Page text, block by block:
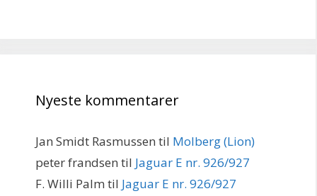
Nyeste kommentarer
Jan Smidt Rasmussen til Molberg (Lion)
peter frandsen til Jaguar E nr. 926/927
F. Willi Palm til Jaguar E nr. 926/927